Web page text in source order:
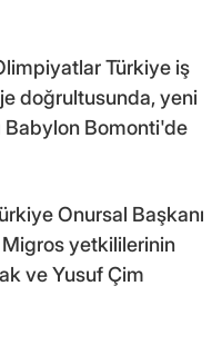
Türkiye iş
doğrultusunda, yeni
Babylon Bomonti'de
Onursal Başkanı
Migros yetkililerinin
ve Yusuf Çim